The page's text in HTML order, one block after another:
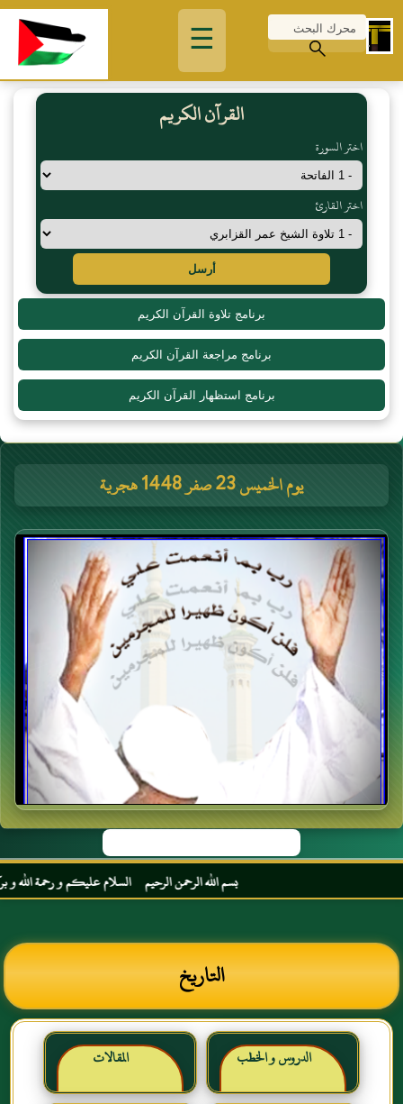
☰
القرآن الكريم
اختر السورة
اختر القارئ
أرسل
برنامج تلاوة القرآن الكريم
برنامج مراجعة القرآن الكريم
برنامج استظهار القرآن الكريم
يوم الخميس 23 صفر 1448 هجرية
بسم الله الرحمن الرحيم السلام عليكم و رحمة الله و
التاريخ
الدروس و الخطب المقالات